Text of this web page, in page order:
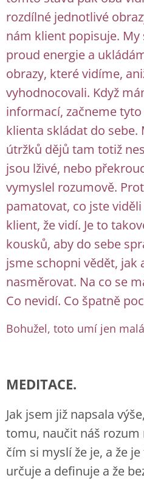
rozdílné jednotlivé
nám klient popisuje.
proud energie a
obrazy, které vidíme,
vyhodnocovali. Když
informací, začneme
klienta skládat do sebe.
útržků dějů tam totiž
jsou lživé, nebo
vymyslel rozumově.
pamatovat, co jste
klient, že vidí. Je to
kousků, aby do sebe
jsme schopni vědět, jak
nasměrovat. Na co se
Co nevidí. Co špatně
Bohužel, toto umí jen
MEDITACE.
Jak jsem již napsala
tomu, naučit náš
čím si myslí že je, a že
určuje a definuje a že